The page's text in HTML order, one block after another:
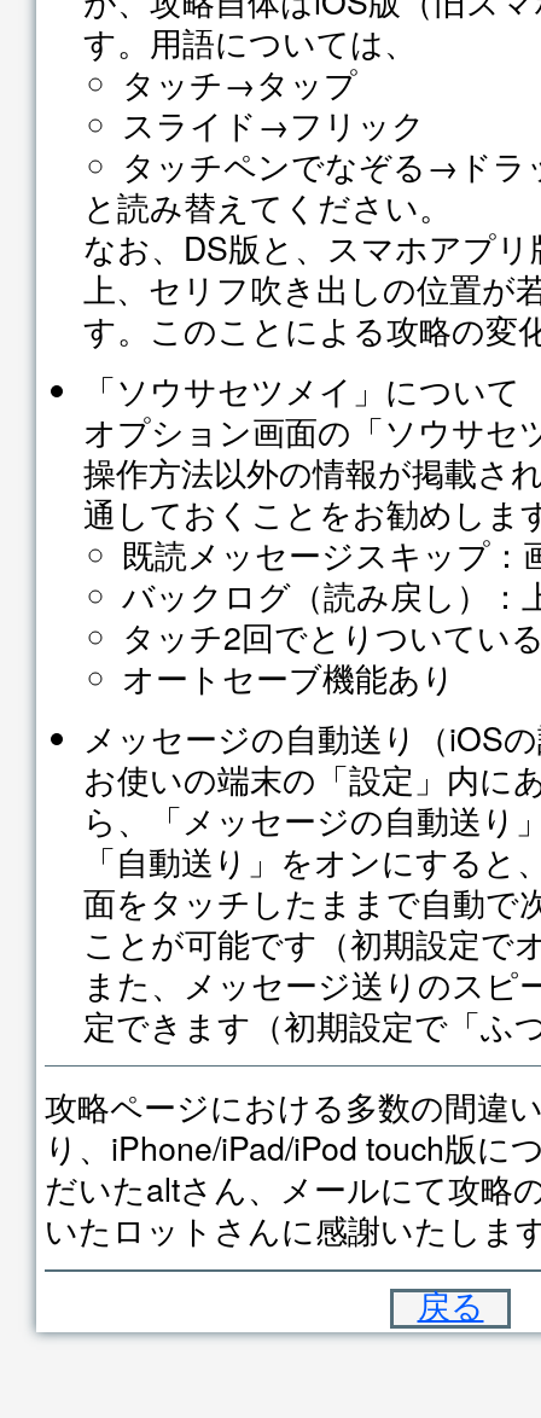
す。用語については、
タッチ→タップ
スライド→フリック
タッチペンでなぞる→ドラ
と読み替えてください。
なお、DS版と、スマホアプ
上、セリフ吹き出しの位置が
す。このことによる攻略の変
「ソウサセツメイ」について
オプション画面の「ソウサセ
操作方法以外の情報が掲載さ
通しておくことをお勧めしま
既読メッセージスキップ：
バックログ（読み戻し）：
タッチ2回でとりついてい
オートセーブ機能あり
メッセージの自動送り（iOS
お使いの端末の「設定」内に
ら、「メッセージの自動送り
「自動送り」をオンにすると
面をタッチしたままで自動で
ことが可能です（初期設定で
また、メッセージ送りのスピ
定できます（初期設定で「ふ
攻略ページにおける多数の間違
り、iPhone/iPad/iPod touch版に
だいたaltさん、メールにて攻略
いたロットさんに感謝いたしま
戻る